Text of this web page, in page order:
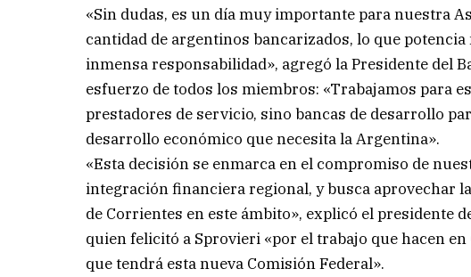
«Sin dudas, es un día muy importante para nuestra
cantidad de argentinos bancarizados, lo que
inmensa responsabilidad», agregó la Presidente del
esfuerzo de todos los miembros: «Trabajamos para
prestadores de servicio, sino bancas de desarrollo
desarrollo económico que necesita la Argentina».
«Esta decisión se enmarca en el compromiso de
integración financiera regional, y busca aprovechar
de Corrientes en este ámbito», explicó el presidente
quien felicitó a Sprovieri «por el trabajo que hacen
que tendrá esta nueva Comisión Federal».